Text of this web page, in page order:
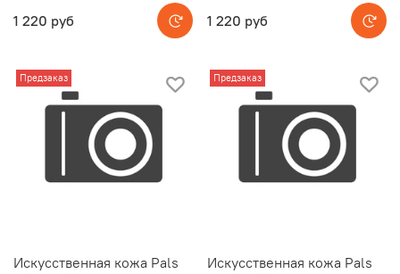
1 220 руб
1 220 руб
Предзаказ
Искусственная кожа Pals
Предзаказ
Искусственная кожа Pals